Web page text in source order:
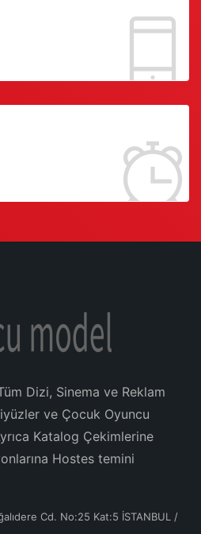
Dizi, Sinema ve Reklam
ve Çocuk Oyuncu
Katalog Çekimlerine
Hostes temini
Cd. No:25 Kat:5 İSTANBUL /